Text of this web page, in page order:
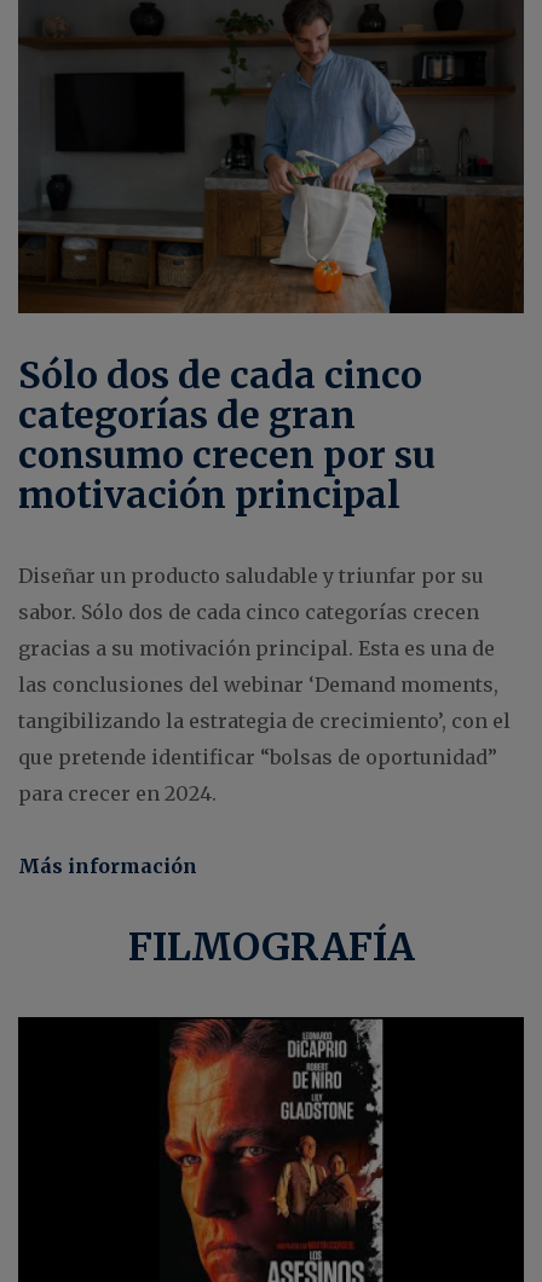
Sólo dos de cada cinco
categorías de gran
consumo crecen por su
motivación principal
Diseñar un producto saludable y triunfar por su
sabor. Sólo dos de cada cinco categorías crecen
gracias a su motivación principal. Esta es una de
las conclusiones del webinar ‘Demand moments,
tangibilizando la estrategia de crecimiento’, con el
que pretende identificar “bolsas de oportunidad”
para crecer en 2024.
Más información
FILMOGRAFÍA